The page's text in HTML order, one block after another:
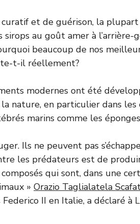
et de guérison, la
sirops au goût amer à
beaucoup de nos
t-il réellement?
modernes ont été
nature, en particulier dans
marins comme les
Ils ne peuvent pas
les prédateurs est de
qui sont, dans une
» Orazio Taglialatela
II en Italie, a déclaré à